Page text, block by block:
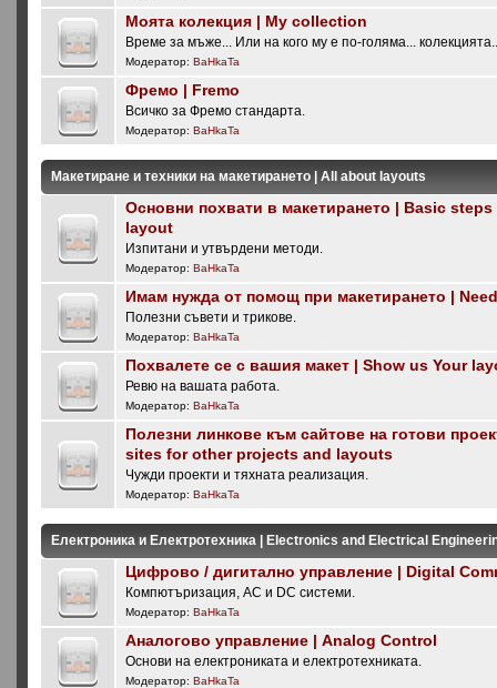
Моята колекция | My collection
Време за мъже... Или на кого му е по-голяма...
Модератор:BaHkaTa
Фремо | Fremo
Всичко за Фремо стандарта.
Модератор:BaHkaTa
Макетиране и техники на макетирането | All about layouts
Основни похвати в макетирането | Basic
layout
Изпитани и утвърдени методи.
Модератор:BaHkaTa
Имам нужда от помощ при макетирането |
Полезни съвети и трикове.
Модератор:BaHkaTa
Похвалете се с вашия макет | Show us Your
Ревю на вашата работа.
Модератор:BaHkaTa
Полезни линкове към сайтове на готови
sites for other projects and layouts
Чужди проекти и тяхната реализация.
Модератор:BaHkaTa
Електроника и Електротехника | Electronics and Electrical
Цифрово / дигитално управление | Digital
Компютъризация, AC и DC системи.
Модератор:BaHkaTa
Аналогово управление | Analog Control
Основи на електрониката и електротехниката.
Модератор:BaHkaTa